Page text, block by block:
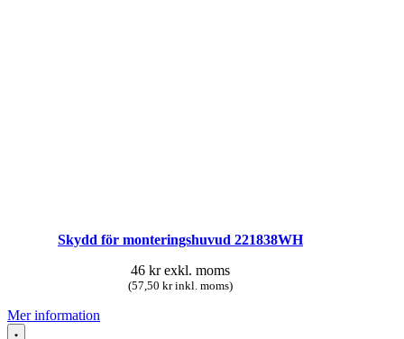
Skydd för monteringshuvud 221838WH
46 kr exkl. moms
(57,50 kr inkl. moms)
Mer information